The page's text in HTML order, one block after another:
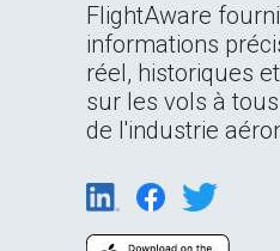
FlightAware
informations
réel, historiques
sur les vols à
de l'industrie